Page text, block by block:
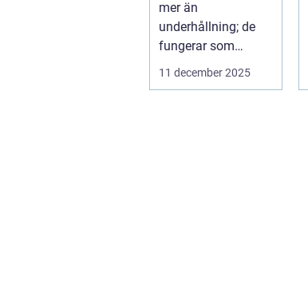
mänskligt
beteende
mer än
underhållning; de
fungerar som
sociala laboratorier
11 december 2025